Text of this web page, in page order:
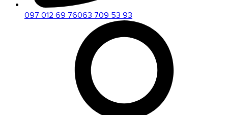
097 012 69 76063 709 53 93